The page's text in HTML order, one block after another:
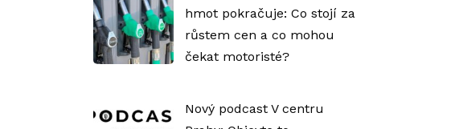
hmot pokračuje: Co stojí za
růstem cen a co mohou
čekat motoristé?
Nový podcast V centru